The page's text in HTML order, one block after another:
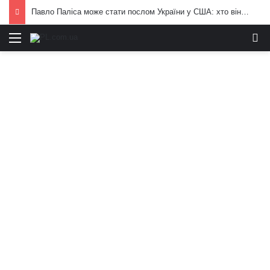
Павло Паліса може стати послом України у США: хто він та чим відомий
Меню